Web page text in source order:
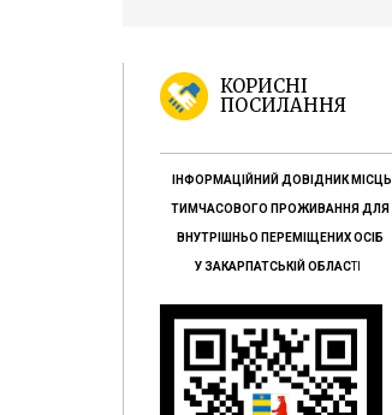
КОРИСНІ
ПОСИЛАННЯ
ІНФОРМАЦІЙНИЙ ДОВІДНИК МІСЦЬ
ТИМЧАСОВОГО ПРОЖИВАННЯ ДЛЯ
ВНУТРІШНЬО ПЕРЕМІЩЕНИХ ОСІБ
У ЗАКАРПАТСЬКІЙ ОБЛАСТІ